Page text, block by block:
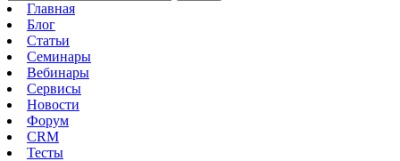
Главная
Блог
Статьи
Семинары
Вебинары
Сервисы
Новости
Форум
CRM
Тесты